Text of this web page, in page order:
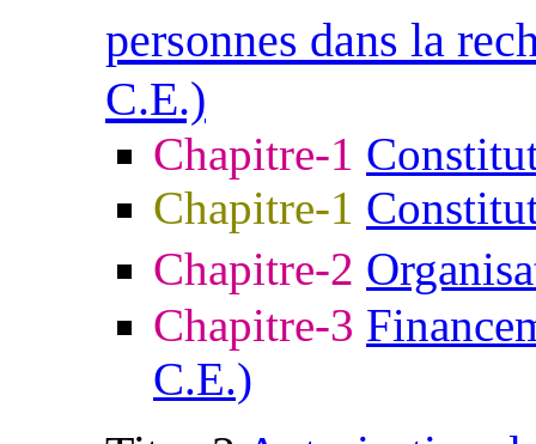
personnes dans la
C.E.)
Chapitre-1
Chapitre-1
Chapitre-2
Chapitre-3
C.E.)